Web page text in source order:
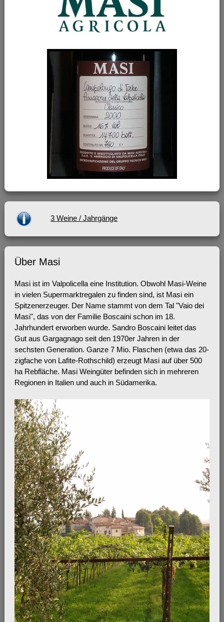
3 Weine / Jahrgänge
Über Masi
Masi ist im Valpolicella eine Institution. Obwohl Masi-Weine
in vielen Supermarktregalen zu finden sind, ist Masi ein
Spitzenerzeuger. Der Name stammt von dem Tal "Vaio dei
Masi", das von der Familie Boscaini schon im 18.
Jahrhundert erworben wurde. Sandro Boscaini leitet das
Gut aus Gargagnago seit den 1970er Jahren in der
sechsten Generation. Ganze 7 Mio. Flaschen (etwa das 20-
zigfache von Lafite-Rothschild) erzeugt Masi auf über 500
ha Rebfläche. Masi Weingüter befinden sich in mehreren
Regionen in Italien und auch in Südamerika.